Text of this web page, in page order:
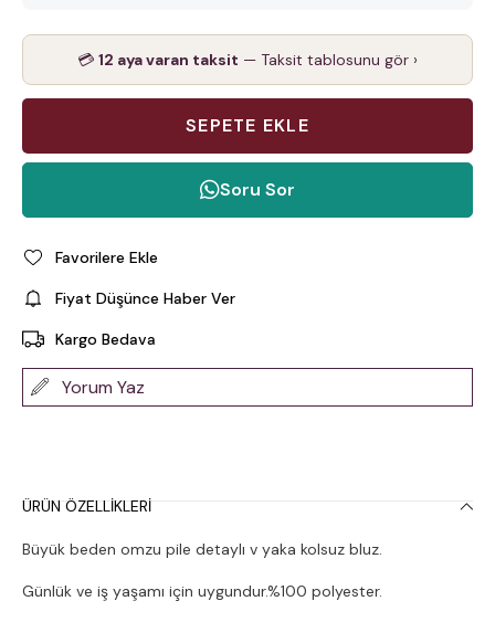
💳 12 aya varan taksit — Taksit tablosunu gör ›
Soru Sor
Favorilere Ekle
Fiyat Düşünce Haber Ver
Kargo Bedava
Yorum Yaz
ÜRÜN ÖZELLIKLERI
Büyük beden omzu pile detaylı v yaka kolsuz bluz.
Günlük ve iş yaşamı için uygundur.%100 polyester.